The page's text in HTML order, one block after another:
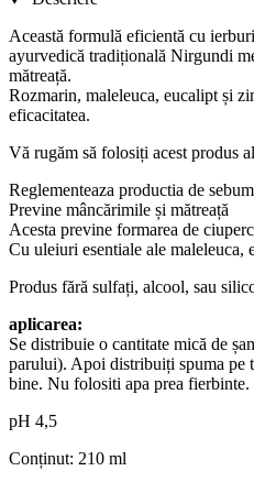
Această formulă eficientă cu
ayurvedică tradițională Nirgundi
mătreață.
Rozmarin, maleleuca, eucalipt și
eficacitatea.
Vă rugăm să folosiți acest produs
Reglementeaza productia de sebum
Previne mâncărimile și mătreață
Acesta previne formarea de
Cu uleiuri esentiale ale maleleuca,
Produs fără sulfați, alcool, sau
aplicarea:
Se distribuie o cantitate mică de
parului). Apoi distribuiți spuma pe
bine. Nu folositi apa prea fierbinte.
pH 4,5
Conținut: 210 ml